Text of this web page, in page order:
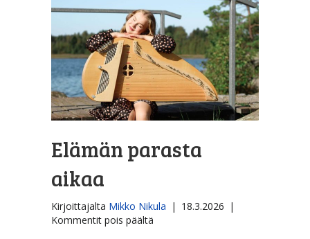
Elämän parasta
aikaa
Kirjoittajalta Mikko Nikula | 18.3.2026 |
Kommentit pois päältä